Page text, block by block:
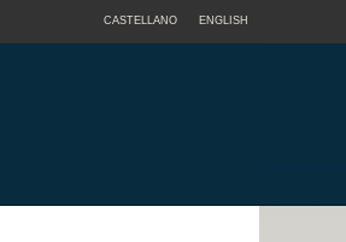
CASTELLANO ENGLISH